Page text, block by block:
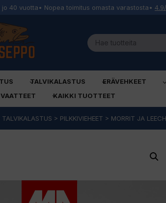
jo 40 vuotta• Nopea toimitus omasta varastosta•
TALVIKALASTUS
ERÄVEHKEET
VAATTEET
KAIKKI TUOTTEET
TALVIKALASTUS > PILKKIVIEHEET > MORRIT JA